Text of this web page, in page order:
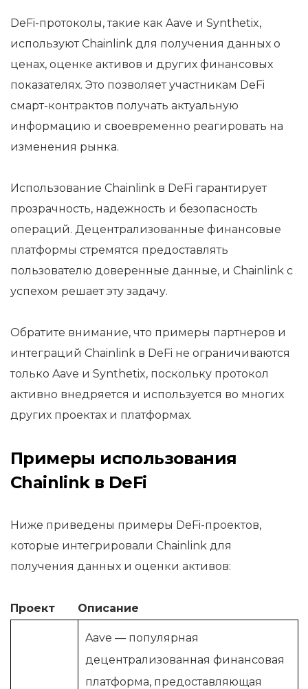
DeFi-протоколы, такие как Aave и Synthetix,
используют Chainlink для получения данных о
ценах, оценке активов и других финансовых
показателях. Это позволяет участникам DeFi
смарт-контрактов получать актуальную
информацию и своевременно реагировать на
изменения рынка.
Использование Chainlink в DeFi гарантирует
прозрачность, надежность и безопасность
операций. Децентрализованные финансовые
платформы стремятся предоставлять
пользователю доверенные данные, и Chainlink с
успехом решает эту задачу.
Обратите внимание, что примеры партнеров и
интеграций Chainlink в DeFi не ограничиваются
только Aave и Synthetix, поскольку протокол
активно внедряется и используется во многих
других проектах и платформах.
Примеры использования
Chainlink в DeFi
Ниже приведены примеры DeFi-проектов,
которые интегрировали Chainlink для
получения данных и оценки активов:
Проект Описание
Aave — популярная
децентрализованная финансовая
платформа, предоставляющая